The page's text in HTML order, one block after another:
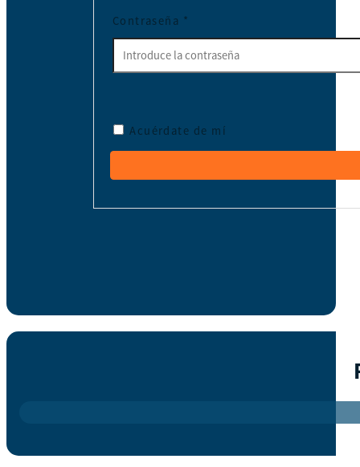
Contraseña *
Acuérdate de mí